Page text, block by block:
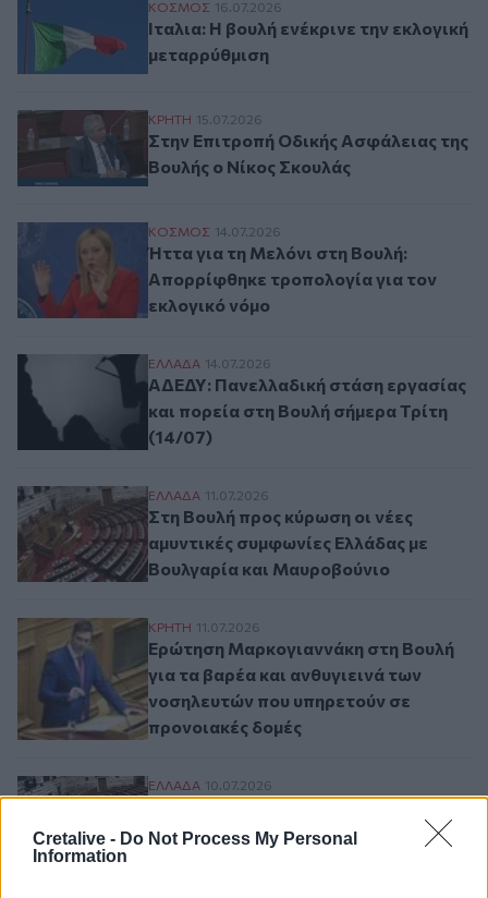
Cretalive - Do Not Process My Personal
Information
Ιταλια: H βουλή ενέκρινε την εκλογική
ΚΟΣΜΟΣ 16.07.2026
Ιταλια: H βουλή ενέκρινε την εκλογική
μεταρρύθμιση
Στην Επιτροπή Οδικής Ασφάλειας της
ΚΡΗΤΗ 15.07.2026
Στην Επιτροπή Οδικής Ασφάλειας της
Βουλής ο Νίκος Σκουλάς
Ήττα για τη Μελόνι στη Βουλή:
ΚΟΣΜΟΣ 14.07.2026
Ήττα για τη Μελόνι στη Βουλή:
Απορρίφθηκε τροπολογία για τον
εκλογικό νόμο
ΑΔΕΔΥ: Πανελλαδική στάση εργασίας
ΕΛΛAΔΑ 14.07.2026
ΑΔΕΔΥ: Πανελλαδική στάση εργασίας
και πορεία στη Βουλή σήμερα Τρίτη
(14/07)
Στη Βουλή προς κύρωση οι νέες
ΕΛΛAΔΑ 11.07.2026
Στη Βουλή προς κύρωση οι νέες
αμυντικές συμφωνίες Ελλάδας με
Βουλγαρία και Μαυροβούνιο
Ερώτηση Μαρκογιαννάκη στη Βουλή για
ΚΡΗΤΗ 11.07.2026
Ερώτηση Μαρκογιαννάκη στη Βουλή
για τα βαρέα και ανθυγιεινά των
νοσηλευτών που υπηρετούν σε
προνοιακές δομές
Στη Βουλή οι παραιτήσεις Φάμελλου και
ΕΛΛAΔΑ 10.07.2026
Στη Βουλή οι παραιτήσεις Φάμελλου
και Καραμέρου